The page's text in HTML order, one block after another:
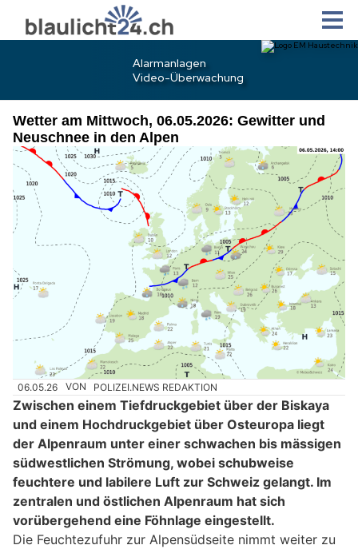
Wetter am Mittwoch, 06.05.2026: Gewitter und
Neuschnee in den Alpen
06.05.26 VON POLIZEI.NEWS REDAKTION
Zwischen einem Tiefdruckgebiet über der Biskaya
und einem Hochdruckgebiet über Osteuropa liegt
der Alpenraum unter einer schwachen bis mässigen
südwestlichen Strömung, wobei schubweise
feuchtere und labilere Luft zur Schweiz gelangt. Im
zentralen und östlichen Alpenraum hat sich
vorübergehend eine Föhnlage eingestellt.
Die Feuchtezufuhr zur Alpensüdseite nimmt weiter zu